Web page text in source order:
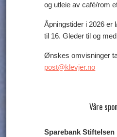
og utleie av café/rom
Åpningstider i 2026 er
til 16. Gleder til og
Ønskes omvisninger
post@klevjer.no
Våre
Sparebank Stiftelsen